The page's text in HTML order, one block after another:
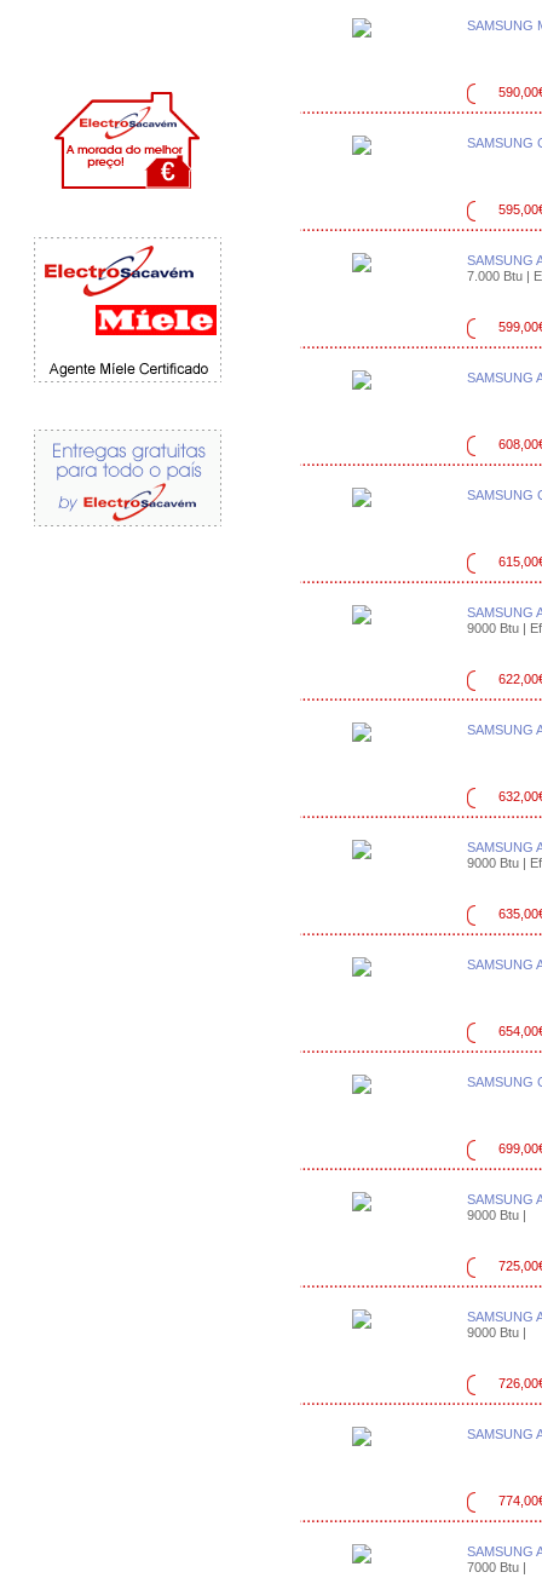
SAMSUNG
SAMSUNG
SAMSUNG
7.000 Btu |
SAMSUNG
SAMSUNG
SAMSUNG
9000 Btu |
SAMSUNG
SAMSUNG
9000 Btu |
SAMSUNG
SAMSUNG
SAMSUNG
9000 Btu |
SAMSUNG
9000 Btu |
SAMSUNG
SAMSUNG
7000 Btu |